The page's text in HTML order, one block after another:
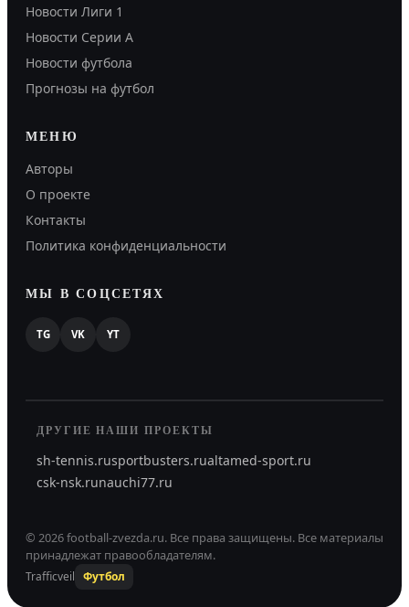
Новости Лиги 1
Новости Серии А
Новости футбола
Прогнозы на футбол
МЕНЮ
Авторы
О проекте
Контакты
Политика конфиденциальности
МЫ В СОЦСЕТЯХ
TG VK YT
ДРУГИЕ НАШИ ПРОЕКТЫ
sh-tennis.rusportbusters.rualtamed-sport.ru
csk-nsk.runauchi77.ru
© 2026football-zvezda.ru. Все права защищены. Все материалы
принадлежат правообладателям.
Trafficveil Футбол